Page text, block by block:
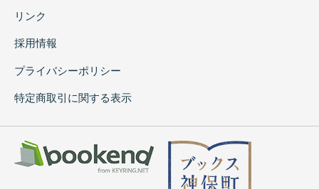
リンク
採用情報
プライバシーポリシー
特定商取引に関する表示